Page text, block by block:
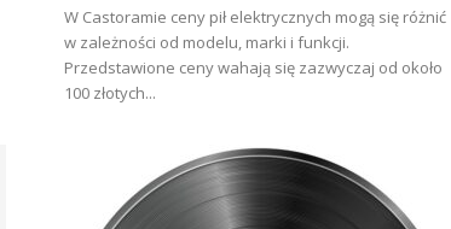
W Castoramie ceny pił elektrycznych mogą się różnić
w zależności od modelu, marki i funkcji.
Przedstawione ceny wahają się zazwyczaj od około
100 złotych...